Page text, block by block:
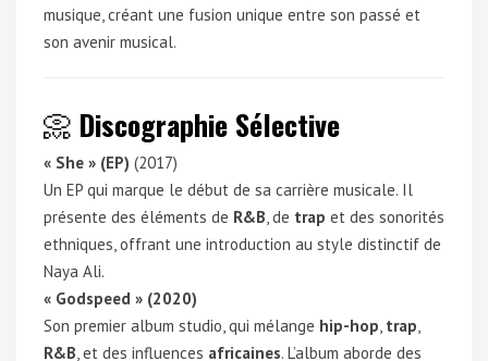
musique, créant une fusion unique entre son passé et
son avenir musical.
📀 Discographie Sélective
« She » (EP) (2017)
Un EP qui marque le début de sa carrière musicale. Il
présente des éléments de R&B, de trap et des sonorités
ethniques, offrant une introduction au style distinctif de
Naya Ali.
« Godspeed » (2020)
Son premier album studio, qui mélange hip-hop, trap,
R&B, et des influences africaines. L’album aborde des